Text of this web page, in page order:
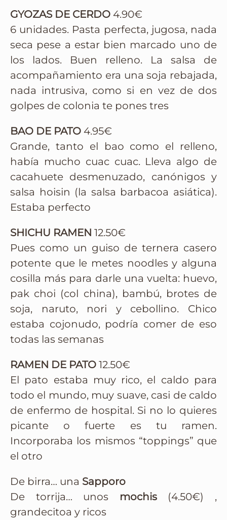
GYOZAS DE CERDO 4.90€
6 unidades. Pasta perfecta, jugosa, nada
seca pese a estar bien marcado uno de
los lados. Buen relleno. La salsa de
acompañamiento era una soja rebajada,
nada intrusiva, como si en vez de dos
golpes de colonia te pones tres
BAO DE PATO 4.95€
Grande, tanto el bao como el relleno,
había mucho cuac cuac. Lleva algo de
cacahuete desmenuzado, canónigos y
salsa hoisin (la salsa barbacoa asiática).
Estaba perfecto
SHICHU RAMEN 12.50€
Pues como un guiso de ternera casero
potente que le metes noodles y alguna
cosilla más para darle una vuelta: huevo,
pak choi (col china), bambú, brotes de
soja, naruto, nori y cebollino. Chico
estaba cojonudo, podría comer de eso
todas las semanas
RAMEN DE PATO 12.50€
El pato estaba muy rico, el caldo para
todo el mundo, muy suave, casi de caldo
de enfermo de hospital. Si no lo quieres
picante o fuerte es tu ramen.
Incorporaba los mismos “toppings” que
el otro
De birra… una Sapporo
De torrija… unos mochis(4.50€) ,
grandecitoa y ricos